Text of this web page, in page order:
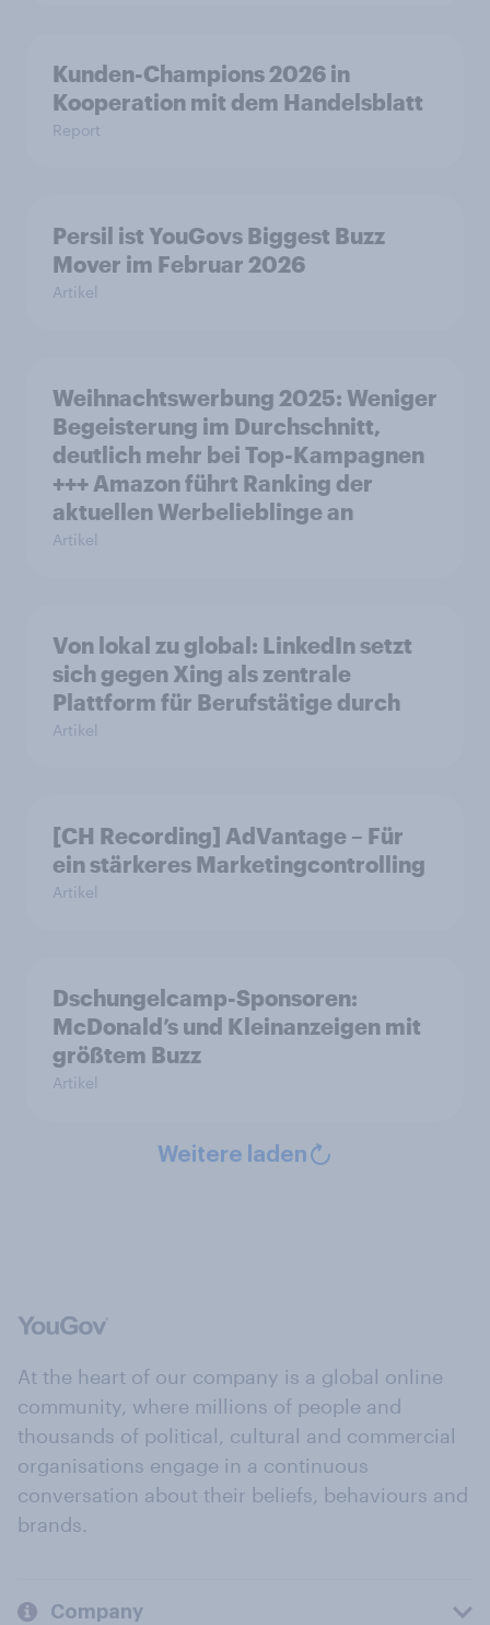
Kunden-Champions 2026 in
Kooperation mit dem Handelsblatt
Report
Persil ist YouGovs Biggest Buzz
Mover im Februar 2026
Artikel
Weihnachtswerbung 2025: Weniger
Begeisterung im Durchschnitt,
deutlich mehr bei Top-Kampagnen
+++ Amazon führt Ranking der
aktuellen Werbelieblinge an
Artikel
Von lokal zu global: LinkedIn setzt
sich gegen Xing als zentrale
Plattform für Berufstätige durch
Artikel
[CH Recording] AdVantage – Für
ein stärkeres Marketingcontrolling
Artikel
Dschungelcamp-Sponsoren:
McDonald’s und Kleinanzeigen mit
größtem Buzz
Artikel
Weitere laden
At the heart of our company is a global online
community, where millions of people and
thousands of political, cultural and commercial
organisations engage in a continuous
conversation about their beliefs, behaviours and
brands.
Company